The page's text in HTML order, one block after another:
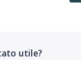
utile?